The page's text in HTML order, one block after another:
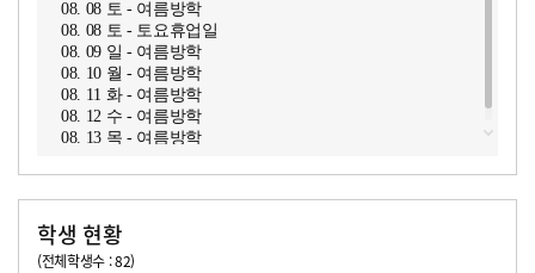
08. 08 토 - 여름방학
08. 08 토 - 토요휴업일
08. 09 일 - 여름방학
08. 10 월 - 여름방학
08. 11 화 - 여름방학
08. 12 수 - 여름방학
08. 13 목 - 여름방학
학생 현황
(전체학생수 : 82)